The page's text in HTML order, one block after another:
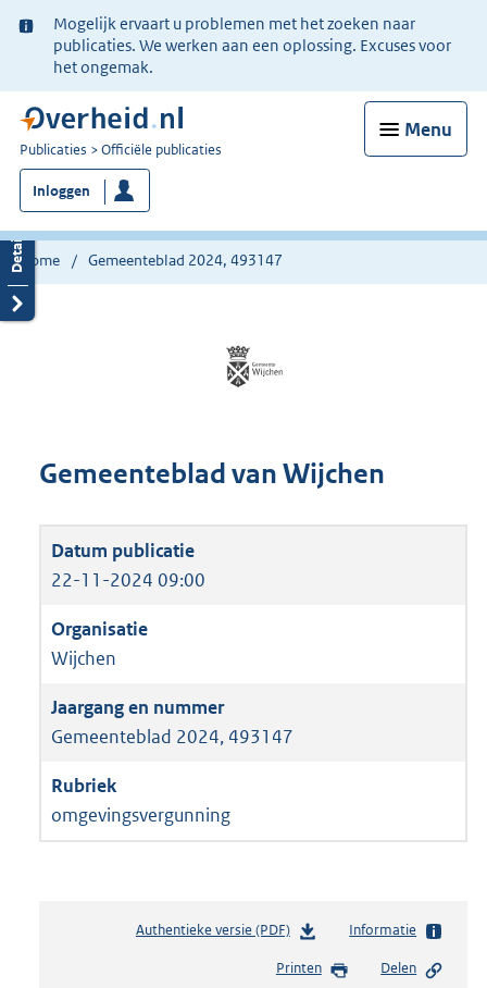
Ter
informatie:
Mogelijk ervaart u problemen met het zoeken naar
publicaties. We werken aan een oplossing. Excuses voor
het ongemak.
Menu
U
bent
nu
hier:
Publicaties Officiële publicaties
Inloggen
Home Gemeenteblad 2024, 493147
Gemeenteblad van Wijchen
22-11-2024 09:00
Wijchen
Gemeenteblad 2024, 493147
omgevingsvergunning
Authentieke versie (PDF)b
s
Informatie
Printen Delen